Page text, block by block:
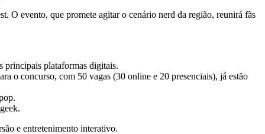
O evento, que promete agitar o cenário nerd da região, reunirá fãs
principais plataformas digitais.
o concurso, com 50 vagas (30 online e 20 presenciais), já estão
e entretenimento interativo.